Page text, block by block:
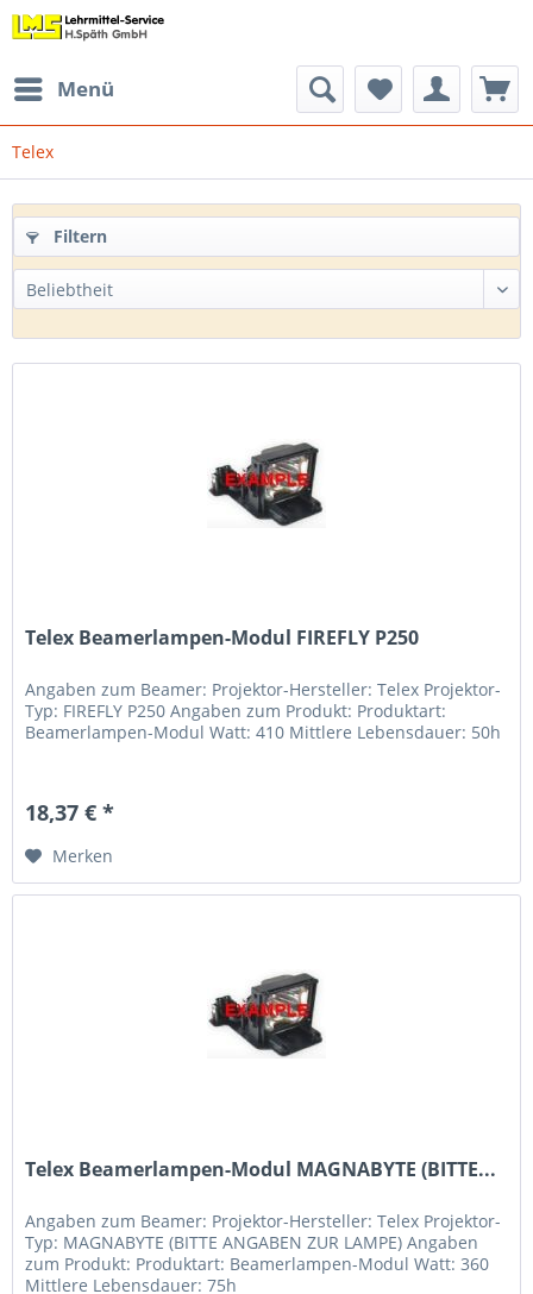
Menü
Telex
Filtern
Telex Beamerlampen-Modul FIREFLY P250
Angaben zum Beamer: Projektor-Hersteller: Telex Projektor-
Typ: FIREFLY P250 Angaben zum Produkt: Produktart:
Beamerlampen-Modul Watt: 410 Mittlere Lebensdauer: 50h
18,37 € *
Merken
Telex Beamerlampen-Modul MAGNABYTE (BITTE...
Angaben zum Beamer: Projektor-Hersteller: Telex Projektor-
Typ: MAGNABYTE (BITTE ANGABEN ZUR LAMPE) Angaben
zum Produkt: Produktart: Beamerlampen-Modul Watt: 360
Mittlere Lebensdauer: 75h